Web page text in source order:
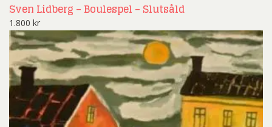
Sven Lidberg – Boulespel – Slutsåld
1.800 kr